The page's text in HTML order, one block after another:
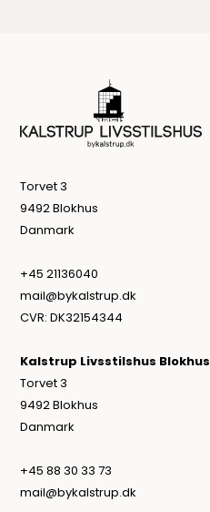
Torvet 3
9492 Blokhus
Danmark
+45 21136040
mail@bykalstrup.dk
CVR: DK32154344
Kalstrup Livsstilshus Blokhus
Torvet 3
9492 Blokhus
Danmark
+45 88 30 33 73
mail@bykalstrup.dk